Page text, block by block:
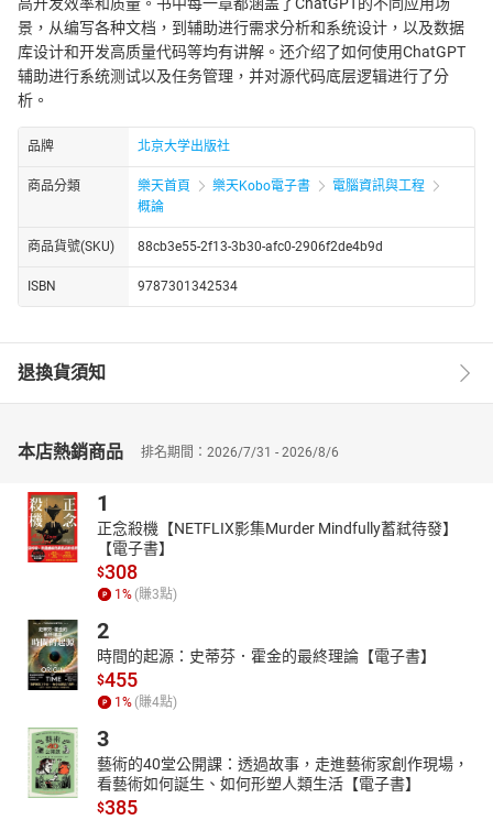
景，从编写各种文档，到辅助进行需求分析和系统设计，以及数据
库设计和开发高质量代码等均有讲解。还介绍了如何使用ChatGPT
辅助进行系统测试以及任务管理，并对源代码底层逻辑进行了分
析。
品牌 北京大学出版社
商品分類 樂天首頁 樂天Kobo電子書
電腦資訊與工程
概論
商品貨號(SKU) 88cb3e55-2f13-3b30-afc0-2906f2de4b9d
ISBN 9787301342534
退換貨須知
本店熱銷商品 排名期間：2026/7/31 - 2026/8/6
1
正念殺機【NETFLIX影集Murder Mindfully蓄弒待發】
【電子書】
$308
1% (賺3點)
2
時間的起源：史蒂芬．霍金的最終理論【電子書】
$455
1% (賺4點)
3
藝術的40堂公開課：透過故事，走進藝術家創作現場，
看藝術如何誕生、如何形塑人類生活【電子書】
$385